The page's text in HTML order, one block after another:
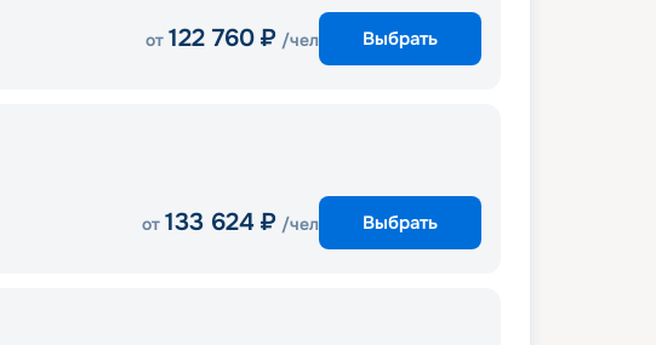
от 122 760 ₽ /чел Выбрать
от 133 624 ₽ /чел Выбрать